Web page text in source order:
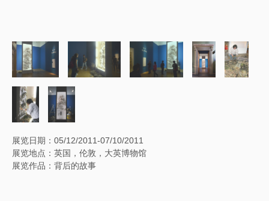
展览日期：05/12/2011-07/10/2011
展览地点：英国，伦敦，大英博物馆
展览作品：背后的故事